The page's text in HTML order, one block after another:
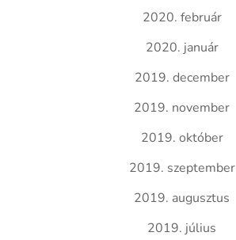
2020. február
2020. január
2019. december
2019. november
2019. október
2019. szeptember
2019. augusztus
2019. július